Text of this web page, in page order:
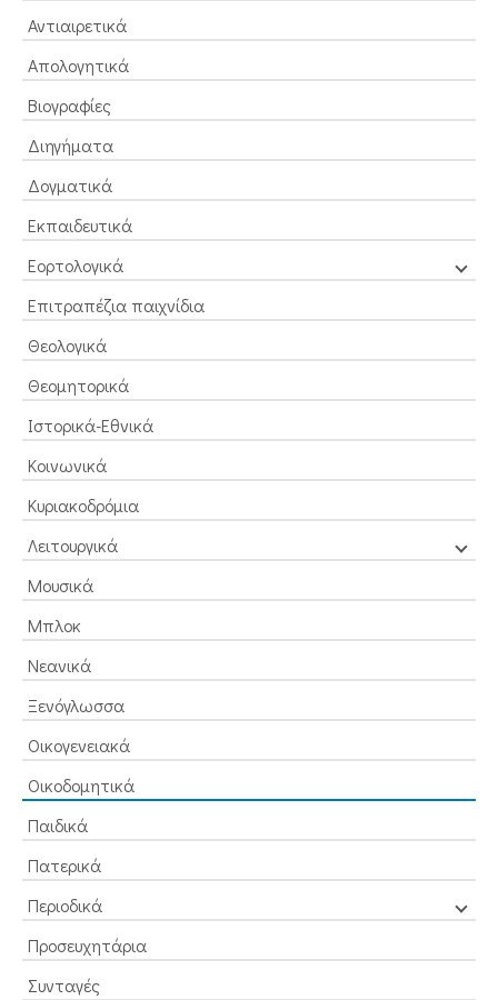
Αντιαιρετικά
Απολογητικά
Βιογραφίες
Διηγήματα
Δογματικά
Εκπαιδευτικά
Εορτολογικά
Επιτραπέζια παιχνίδια
Θεολογικά
Θεομητορικά
Ιστορικά-Εθνικά
Κοινωνικά
Κυριακοδρόμια
Λειτουργικά
Μουσικά
Μπλοκ
Νεανικά
Ξενόγλωσσα
Οικογενειακά
Οικοδομητικά
Παιδικά
Πατερικά
Περιοδικά
Προσευχητάρια
Συνταγές